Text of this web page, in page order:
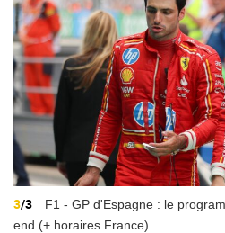
3/3
F1 - GP d'Espagne : le
end (+ horaires France)